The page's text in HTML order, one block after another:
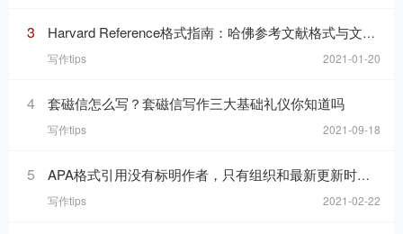
3 Harvard Reference格式指南：哈佛参考文献格式与文内引用格式
写作tips 2021-01-20
4 套磁信怎么写？套磁信写作三大基础礼仪你知道吗
写作tips 2021-09-18
5 APA格式引用没有标明作者，只有组织和最新更新时间的网页，在reference list里要怎么写
写作tips 2021-02-22